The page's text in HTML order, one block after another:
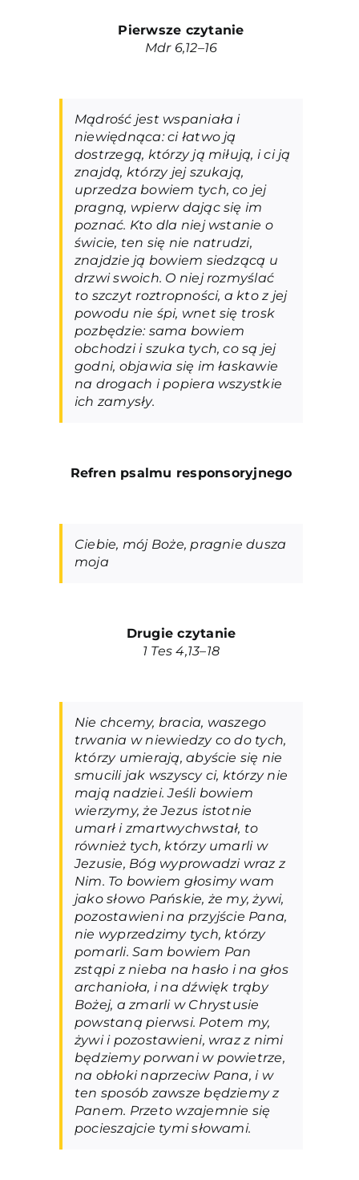
Pierwsze czytanie
Mdr 6,12–16
Mądrość jest wspaniała i
niewiędnąca: ci łatwo ją
dostrzegą, którzy ją miłują, i ci ją
znajdą, którzy jej szukają,
uprzedza bowiem tych, co jej
pragną, wpierw dając się im
poznać. Kto dla niej wstanie o
świcie, ten się nie natrudzi,
znajdzie ją bowiem siedzącą u
drzwi swoich. O niej rozmyślać
to szczyt roztropności, a kto z jej
powodu nie śpi, wnet się trosk
pozbędzie: sama bowiem
obchodzi i szuka tych, co są jej
godni, objawia się im łaskawie
na drogach i popiera wszystkie
ich zamysły.
Refren psalmu responsoryjnego
Ciebie, mój Boże, pragnie dusza
moja
Drugie czytanie
1 Tes 4,13–18
Nie chcemy, bracia, waszego
trwania w niewiedzy co do tych,
którzy umierają, abyście się nie
smucili jak wszyscy ci, którzy nie
mają nadziei. Jeśli bowiem
wierzymy, że Jezus istotnie
umarł i zmartwychwstał, to
również tych, którzy umarli w
Jezusie, Bóg wyprowadzi wraz z
Nim. To bowiem głosimy wam
jako słowo Pańskie, że my, żywi,
pozostawieni na przyjście Pana,
nie wyprzedzimy tych, którzy
pomarli. Sam bowiem Pan
zstąpi z nieba na hasło i na głos
archanioła, i na dźwięk trąby
Bożej, a zmarli w Chrystusie
powstaną pierwsi. Potem my,
żywi i pozostawieni, wraz z nimi
będziemy porwani w powietrze,
na obłoki naprzeciw Pana, i w
ten sposób zawsze będziemy z
Panem. Przeto wzajemnie się
pocieszajcie tymi słowami.